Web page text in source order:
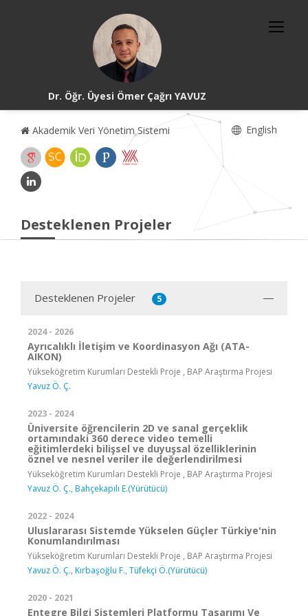
Dr. Öğr. Üyesi Ömer Çağrı YAVUZ
Akademik Veri Yönetim Sistemi English
Desteklenen Projeler
Desteklenen Projeler 5
2024 - 2026
Ayrıcalıklı İletişim ve Koordinasyon Ağı (ATA-
AIKON)
Yükseköğretim Kurumları Destekli Proje , BAP Araştırma Projesi
Yavuz Ö. Ç.
2023 - 2024
Üniversite öğrencilerin 2D ve sanal gerçeklik
ortamındaki 360 derece video temelli
eğitimlerdeki bilişsel ve duyuşsal özelliklerinin
öznel ve nesnel veriler ile değerlendirilmesi
Yükseköğretim Kurumları Destekli Proje , BAP Araştırma Projesi
Yavuz Ö. Ç., Bahçekapılı E.(Yürütücü)
2022 - 2024
Uluslararası Sistemde Yükselen Güçler Türkiye'nin
Konumlandırılması
Yükseköğretim Kurumları Destekli Proje , BAP Araştırma Projesi
Yavuz Ö. Ç., Kırbaşoğlu F., Tüfekçi Ö.(Yürütücü)
2020 - 2021
Entegre Bilgi Sistemleri Platformu Tasarımı Ve